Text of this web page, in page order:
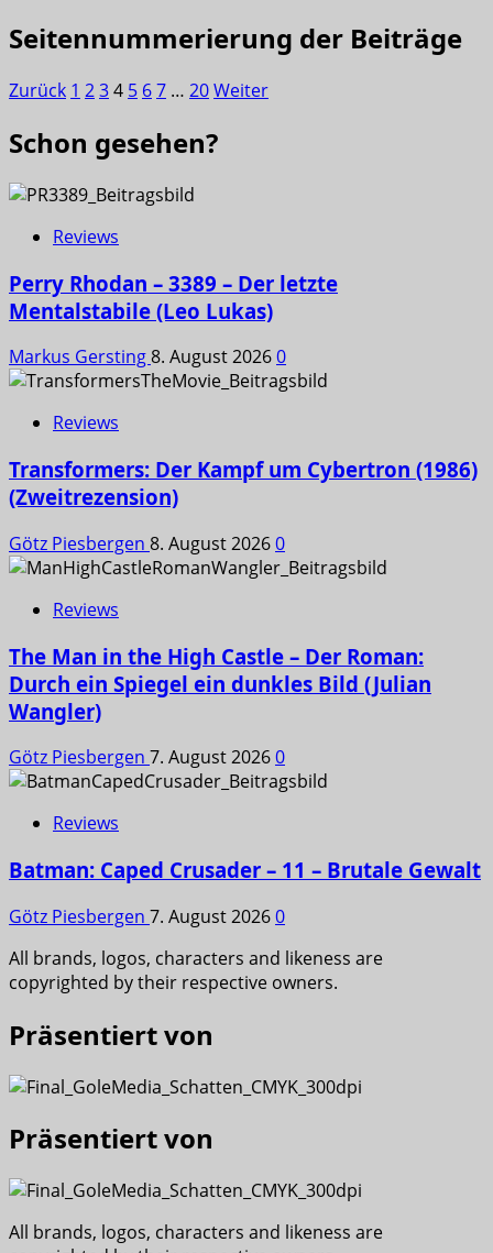
Seitennummerierung der Beiträge
Zurück 1 234 5 67 … 20Weiter
Schon gesehen?
Reviews
Perry Rhodan – 3389 – Der letzte
Mentalstabile (Leo Lukas)
Markus Gersting8. August 20260
Reviews
Transformers: Der Kampf um Cybertron (1986)
(Zweitrezension)
Götz Piesbergen 8. August 20260
Reviews
The Man in the High Castle – Der Roman:
Durch ein Spiegel ein dunkles Bild (Julian
Wangler)
Götz Piesbergen 7. August 20260
Reviews
Batman: Caped Crusader – 11 – Brutale Gewalt
Götz Piesbergen 7. August 20260
All brands, logos, characters and likeness are
copyrighted by their respective owners.
Präsentiert von
Präsentiert von
All brands, logos, characters and likeness are